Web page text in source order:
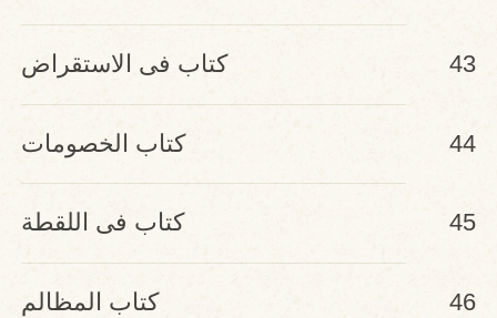
43 كتاب فى الاستقراض
44 كتاب الخصومات
45 كتاب فى اللقطة
46 كتاب المظالم